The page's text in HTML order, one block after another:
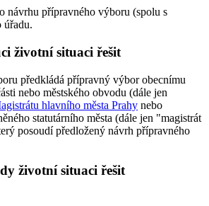
návrhu přípravného výboru (spolu s
úřadu.
životní situaci řešit
předkládá přípravný výbor obecnímu
nebo městského obvodu (dále jen
hlavního města Prahy nebo
statutárního města (dále jen "magistrát
posoudí předložený návrh přípravného
životní situaci řešit